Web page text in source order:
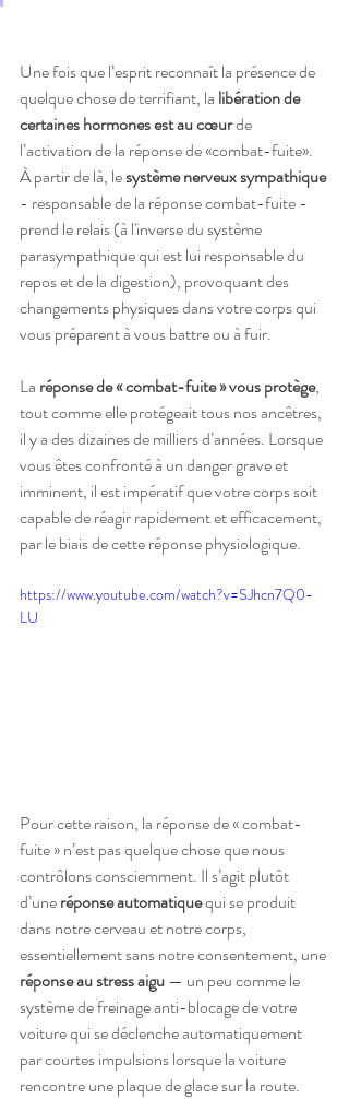
Une fois que l’esprit reconnaît la présence de
quelque chose de terrifiant, la libération de
certaines hormones est au cœur de
l’activation de la réponse de «combat-fuite».
À partir de là, le système nerveux sympathique
- responsable de la réponse combat-fuite -
prend le relais (à l'inverse du système
parasympathique qui est lui responsable du
repos et de la digestion), provoquant des
changements physiques dans votre corps qui
vous préparent à vous battre ou à fuir.
La réponse de « combat-fuite » vous protège,
tout comme elle protégeait tous nos ancêtres,
il y a des dizaines de milliers d’années. Lorsque
vous êtes confronté à un danger grave et
imminent, il est impératif que votre corps soit
capable de réagir rapidement et efficacement,
par le biais de cette réponse physiologique.
https://www.youtube.com/watch?v=SJhcn7Q0-
LU
Pour cette raison, la réponse de « combat-
fuite » n’est pas quelque chose que nous
contrôlons consciemment. Il s’agit plutôt
d’une réponse automatique qui se produit
dans notre cerveau et notre corps,
essentiellement sans notre consentement, une
réponse au stress aigu — un peu comme le
système de freinage anti-blocage de votre
voiture qui se déclenche automatiquement
par courtes impulsions lorsque la voiture
rencontre une plaque de glace sur la route.